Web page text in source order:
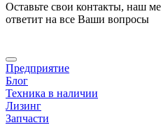
Оставьте свои контакты, наш
ответит на все Ваши вопросы
Предприятие
Блог
Техника в наличии
Лизинг
Запчасти